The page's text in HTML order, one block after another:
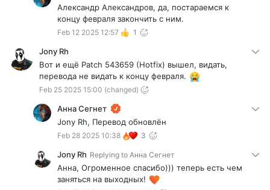
Александр Александров, да, постараемся к
концу февраля закончить с ним.
Feb 12 2025 12:57 1
Jony Rh
Вот и ещё Patch 543659 (Hotfix) вышел, видать,
перевода не видать к концу февраля.
Feb 25 2025 15:00 (changed)
Анна Сегнет
Jony Rh, Перевод обновлён
Feb 28 2025 10:38 3
Jony Rh Replying to Анна Сегнет
Анна, Огроменное спасибо))) теперь есть чем
заняться на выходных!